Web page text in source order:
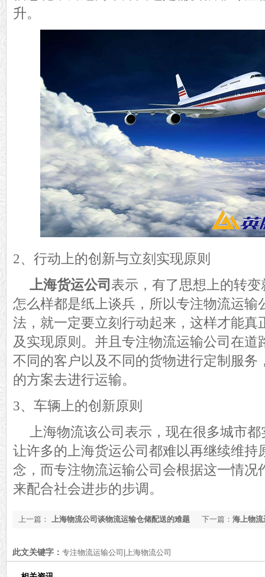
升。
2、行动上的创新与立刻实现原则
上海货运公司表示， 有了思想上的转
怎么样都是纸上谈兵，所以专注物流运输
法，就一定要立刻行动起来，这样才能真
及实现原则。并且专注物流运输公司在道
不同的客户以及不同的货物进行定制服务
的方案去进行运输。
3、车辆上的创新原则
上海物流该公司表示， 现在很多城市都
让许多的上海货运公司都难以再继续维持
念 ， 而专注物流运输公司会根据这一情况
来配合社会进步的步调。
下一篇： 海上物
上一篇： 上海物流公司谈物流运输仓储配送的难题
此文关键字： 专注物流运输公司|上海物流公司